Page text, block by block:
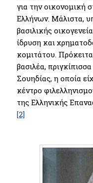
για την οικονομική
Ελλήνων. Μάλιστα,
βασιλικής
ίδρυση και
κομιτάτου.
βασιλέα,
Σουηδίας, η οποία
κέντρο
της Ελληνικής
[2]